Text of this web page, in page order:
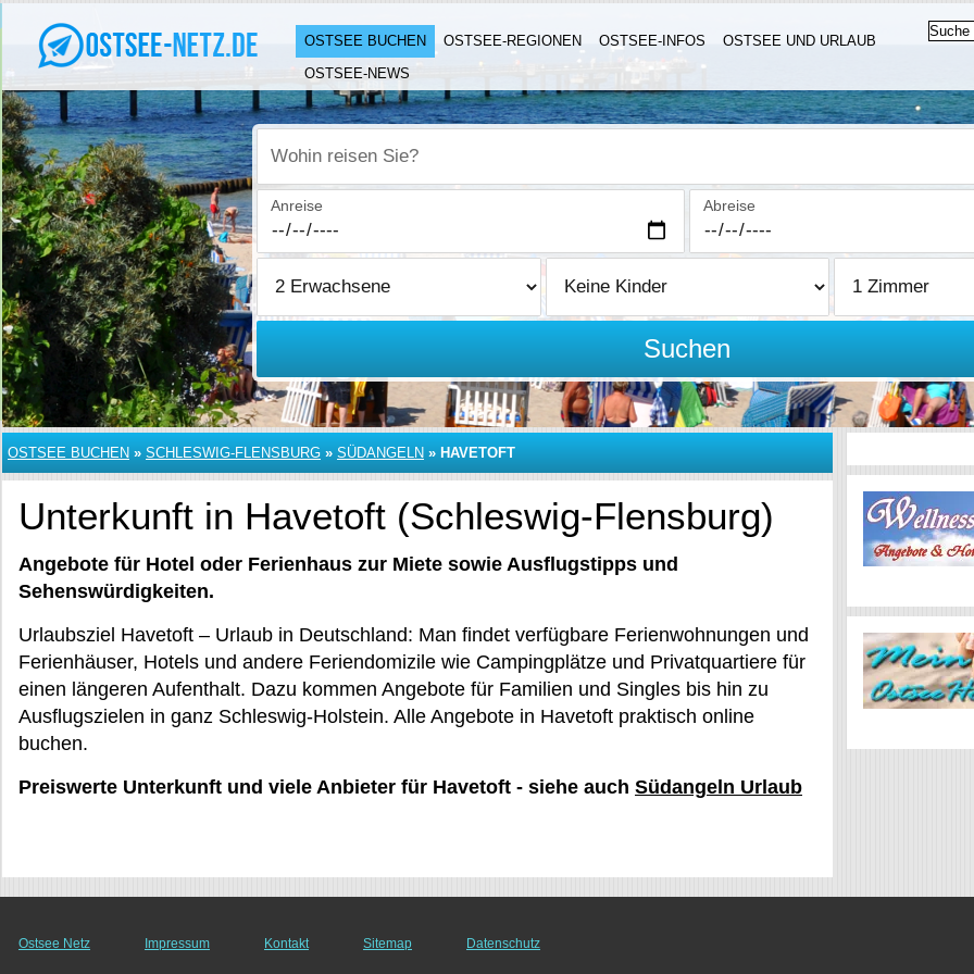
OSTSEE BUCHEN OSTSEE-REGIONEN OSTSEE-INFOS
OSTSEE UND URLAUB
OSTSEE-NEWS
Wohin reisen Sie?
Anreise Abreise
Suchen
OSTSEE BUCHEN » SCHLESWIG-FLENSBURG » SÜDANGELN » HAVETOFT
Unterkunft in Havetoft (Schleswig-Flensburg)
Angebote für Hotel oder Ferienhaus zur Miete sowie Ausflugstipps und
Sehenswürdigkeiten.
Urlaubsziel Havetoft – Urlaub in Deutschland: Man findet verfügbare Ferienwohnungen und
Ferienhäuser, Hotels und andere Feriendomizile wie Campingplätze und Privatquartiere für
einen längeren Aufenthalt. Dazu kommen Angebote für Familien und Singles bis hin zu
Ausflugszielen in ganz Schleswig-Holstein. Alle Angebote in Havetoft praktisch online
buchen.
Preiswerte Unterkunft und viele Anbieter für Havetoft - siehe auch Südangeln Urlaub
Ostsee Netz Impressum Kontakt Sitemap Datenschutz